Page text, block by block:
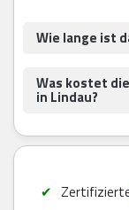
Wie lange ist
Was kostet
in Lindau?